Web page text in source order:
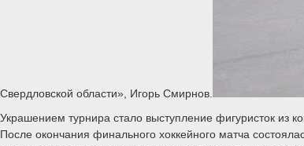
Свердловской области», Игорь Смирнов.
Украшением турнира стало выступление фигуристок из
После окончания финального хоккейного матча